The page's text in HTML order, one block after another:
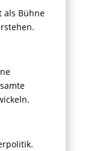
als Bühne